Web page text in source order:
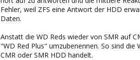
Fehler, weil ZFS eine Antwort der HDD
Daten.
Anstatt die WD Reds wieder von SMR auf
"WD Red Plus" umzubenennen. So sind
CMR oder SMR HDD handelt.